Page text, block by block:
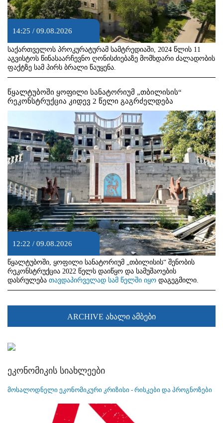
14:25 / 09.08.2026
საქართველოს პროკურატურამ სამტრედიაში, 2024 წლის 11
აგვისტოს წინასაარჩევნო ღონისძიებაზე მომხდარი ძალადობის
ფაქტზე სამ პირს ბრალი წაუყენა.
წყალტუბოში ყოფილი სანატორიუმ „თბილისის“
რეკონსტრუქცია კიდევ 2 წელი გაგრძელდება
12:22 / 09.08.2026
წყალტუბოში, ყოფილი სანატორიუმ „თბილისის“ შენობის
რეკონსტრუქცია 2022 წელს დაიწყო და სამუშაოების
დასრულება თავდაპირველად სამ წელში იყო დაგეგმილი.
ARCHIVE ახალი ამბები
ეკონომიკის სიახლეები
მოსალოდნელი ეკონომიკური კრიზისი - რისკები და პროგნოზები